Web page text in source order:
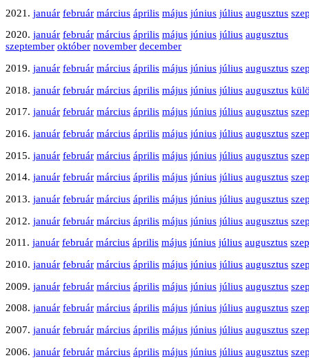
2021. január február március április május június július augusztus
2020. január február március április május június július augusztus
szeptember október november december
2019. január február március április május június július augusztus
2018. január február március április május június július augusztus
2017. január február március április május június július augusztus
2016. január február március április május június július augusztus
2015. január február március április május június július augusztus
2014. január február március április május június július augusztus
2013. január február március április május június július augusztus
2012. január február március április május június július augusztus
2011. január február március április május június július augusztus
2010. január február március április május június július augusztus
2009. január február március április május június július augusztus
2008. január február március április május június július augusztus
2007. január február március április május június július augusztus
2006. január február március április május június július augusztus